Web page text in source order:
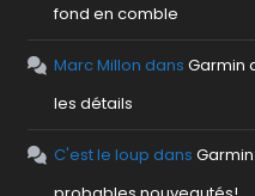
fond en comble
Marc Millon dansGarmin
les détails
C'est le loup dans